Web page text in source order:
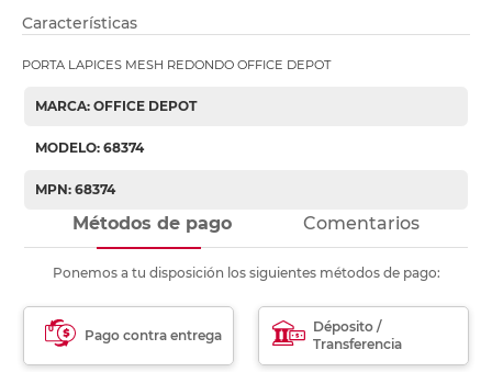
Características
PORTA LAPICES MESH REDONDO OFFICE DEPOT
MARCA: OFFICE DEPOT
MODELO: 68374
MPN: 68374
Métodos de pago Comentarios
Ponemos a tu disposición los siguientes métodos de pago:
Pago contra entrega
Déposito /
Transferencia